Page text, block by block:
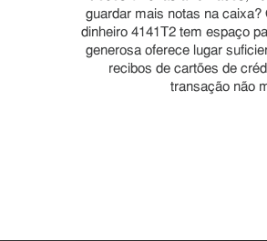
guardar mais notas na caixa?
dinheiro 4141T2 tem espaço
generosa oferece lugar
recibos de cartões de
transação não